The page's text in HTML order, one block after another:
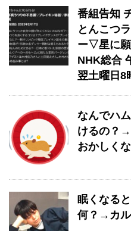
番組告知
とんこつ
ー▽星に願
NHK総合
翌土曜日8
なんでハ
けるの？
おかしく
眠くなる
何？→カ